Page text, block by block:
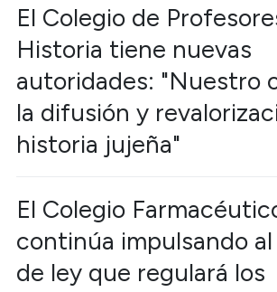
El Colegio de
Historia tiene nuevas
autoridades: "Nuestro
la difusión y
historia jujeña"
El Colegio
continúa impulsando
de ley que regulará los